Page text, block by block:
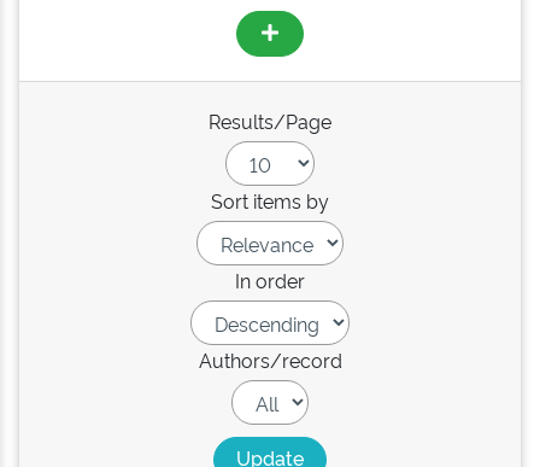
Results/Page
Sort items by
In order
Authors/record